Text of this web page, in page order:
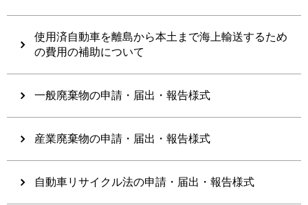
使用済自動車を離島から本土まで海上輸送するため
の費用の補助について
一般廃棄物の申請・届出・報告様式
産業廃棄物の申請・届出・報告様式
自動車リサイクル法の申請・届出・報告様式